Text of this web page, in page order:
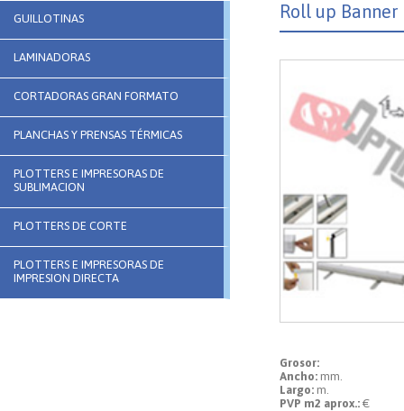
GUILLOTINAS
LAMINADORAS
CORTADORAS GRAN FORMATO
PLANCHAS Y PRENSAS TÉRMICAS
PLOTTERS E IMPRESORAS DE
SUBLIMACION
PLOTTERS DE CORTE
PLOTTERS E IMPRESORAS DE
IMPRESION DIRECTA
Roll up
Grosor:
Ancho: mm.
Largo: m.
PVP m2 aprox.: €